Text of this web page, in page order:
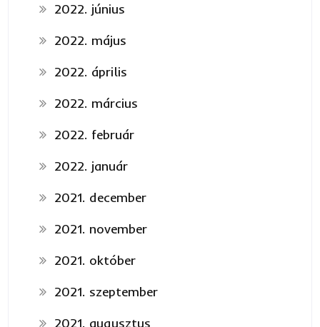
2022. június
2022. május
2022. április
2022. március
2022. február
2022. január
2021. december
2021. november
2021. október
2021. szeptember
2021. augusztus